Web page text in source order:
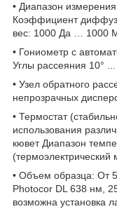
• Диапазон
Коэффициент
вес: 1000 Да … 1000
• Гониометр с
Углы рассеяния 10°
• Узел обратного
непрозрачных
• Термостат
использования
кювет Диапазон
• Объем образца: От
Photocor DL 638 нм,
возможна установка